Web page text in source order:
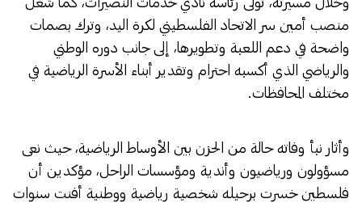
منصب أمين سر الاتحاد الفلسطيني لكرة اليد، وترك بصمات
واضحة في دعم اللعبة وتطويرها، إلى جانب دوره الوطني
والرياضي الذي أكسبه احترام وتقدير أبناء الأسرة الرياضية في
مختلف المحافظات.
وأثار نبأ وفاته حالة من الحزن بين الأوساط الرياضية، حيث نعى
مسؤولون ورياضيون وأندية ومؤسسات الراحل، مؤكدين أن
فلسطين خسرت برحيله شخصية رياضية ووطنية أفنت سنوات